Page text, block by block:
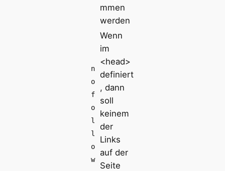
mmen
werden
n
o
f
o
l
l
o
w
Wenn
im
<head>
definiert
, dann
soll
keinem
der
Links
auf der
Seite